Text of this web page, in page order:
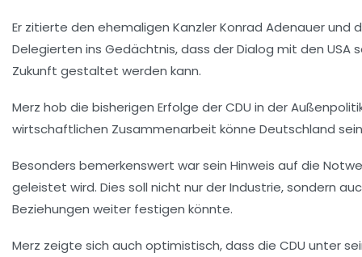
Er zitierte den ehemaligen KanzlerKonrad Adenauerund
Delegierten ins Gedächtnis, dass der Dialog mit den
Zukunft gestaltet werden kann.
Merz hob die bisherigen Erfolge der CDU in der
wirtschaftlichen Zusammenarbeit könne Deutschland
Besonders bemerkenswert war sein Hinweis auf die
geleistet wird. Dies soll nicht nur der Industrie, sondern
Beziehungen weiter festigen könnte.
Merz zeigte sich auch optimistisch, dass die CDU unter